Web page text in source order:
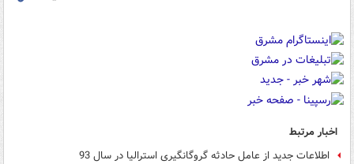
اخبار مرتبط
اطلاعات جدید از عامل حادثه گروگانگیری استرالیا در سال 93